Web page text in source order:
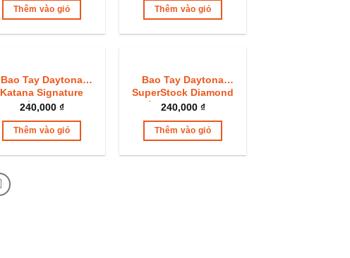
Thêm vào giỏ Thêm vào giỏ
Bao Tay Daytona
Katana Signature
Chính Hãng
240,000 ₫
Thêm vào giỏ
Bao Tay Daytona
SuperStock Diamond
Chính Hãng Gai Kim
240,000 ₫
Thêm vào giỏ